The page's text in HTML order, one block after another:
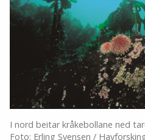
I nord beitar kråkebollane ned
Foto: Erling Svensen /